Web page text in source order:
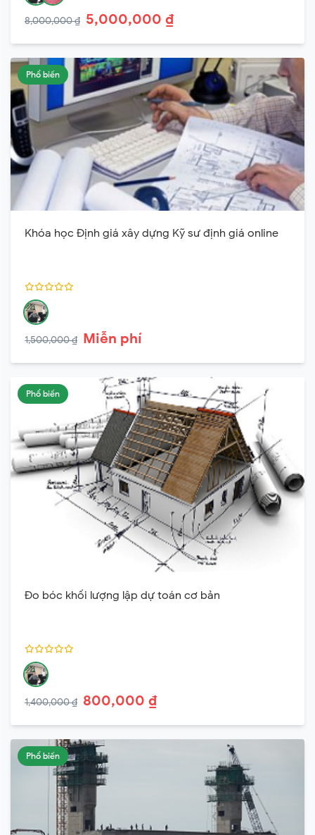
8,000,000 ₫ 5,000,000 ₫
Phổ biến
Khóa học Định giá xây dựng Kỹ sư định giá online
1,500,000 ₫ Miễn phí
Phổ biến
Đo bóc khối lượng lập dự toán cơ bản
1,400,000 ₫ 800,000 ₫
Phổ biến